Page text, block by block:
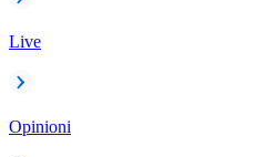
Live
Opinioni